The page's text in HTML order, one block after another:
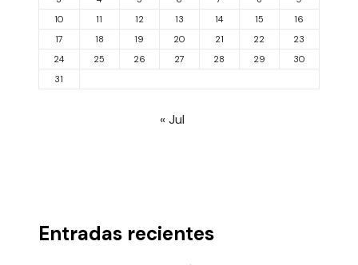
10
11 12 13 14 15
16
17
18 19 20 21 22
23
24
25 26 27 28 29
30
31
« Jul
Entradas recientes